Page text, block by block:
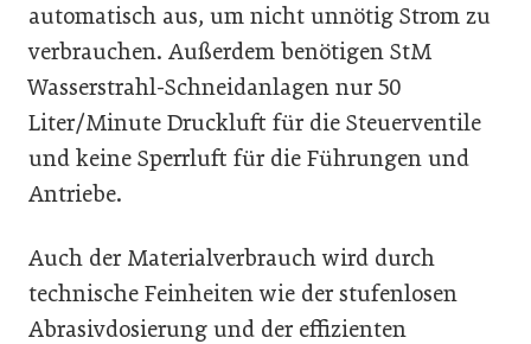
automatisch aus, um nicht unnötig Strom zu
verbrauchen. Außerdem benötigen StM
Wasserstrahl-Schneidanlagen nur 50
Liter/Minute Druckluft für die Steuerventile
und keine Sperrluft für die Führungen und
Antriebe.
Auch der Materialverbrauch wird durch
technische Feinheiten wie der stufenlosen
Abrasivdosierung und der effizienten